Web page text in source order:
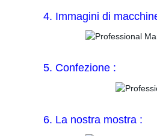
4. Immagini di
5. Confezione :
6. La nostra mostra :